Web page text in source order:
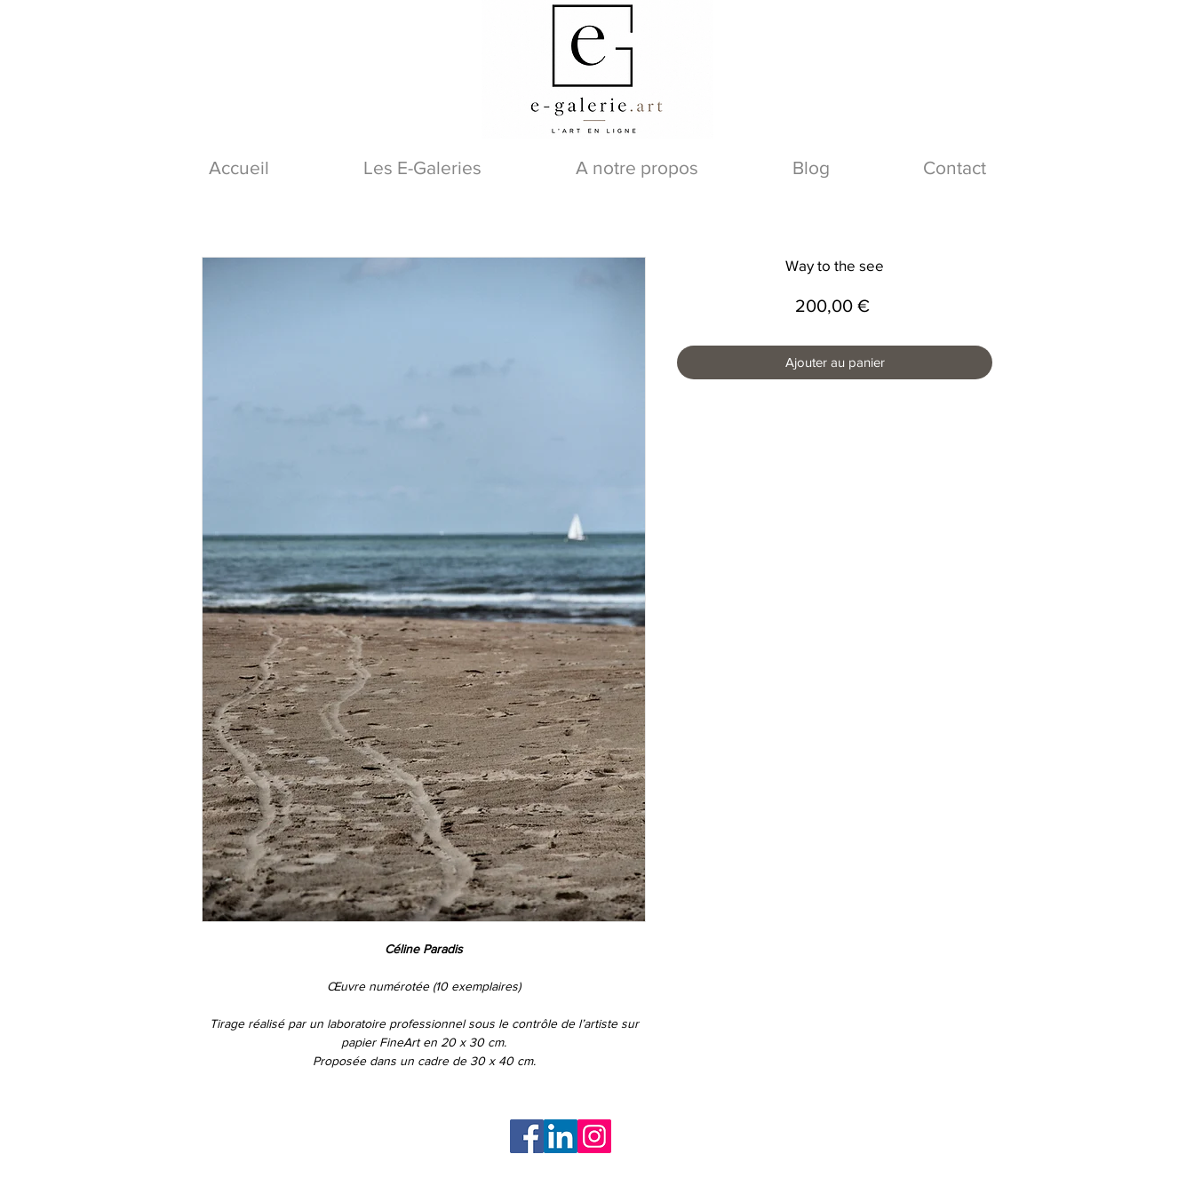
Accueil Les E-Galeries A notre propos Blog Contact
Céline Paradis
Œuvre numérotée (10 exemplaires)
Tirage réalisé par un laboratoire professionnel sous le contrôle de l’artistesur
papier FineArten 20 x 30 cm.
Proposée dans un cadre de 30 x 40 cm.
Way to the see
200,00 €Prix
Ajouter au panier